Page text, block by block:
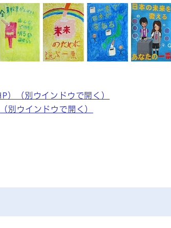
）
（別ウインドウで開く）
（別ウインドウで開く）